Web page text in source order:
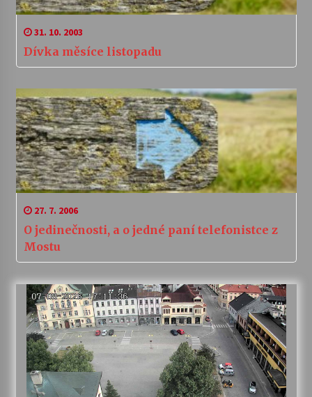
31. 10. 2003
Dívka měsíce listopadu
27. 7. 2006
O jedinečnosti, a o jedné paní telefonistce z
Mostu